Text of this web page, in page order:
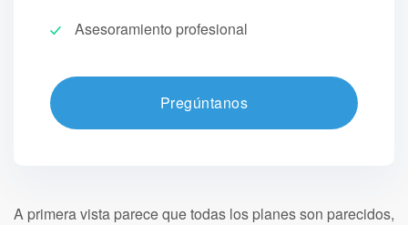
Asesoramiento profesional
Pregúntanos
A primera vista parece que todas los planes son parecidos,